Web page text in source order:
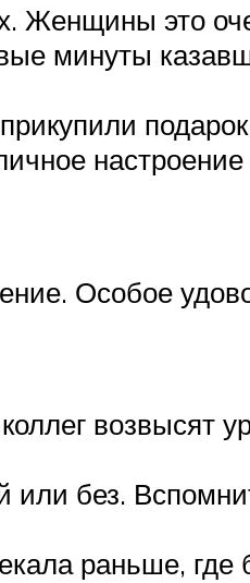
Женщины это
минуты
Особое
возвысят
или без.
раньше, где